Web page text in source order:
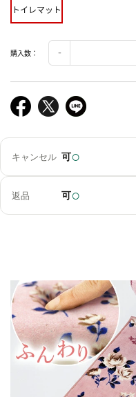
トイレマット
購入数：
キャンセル 可○
返品 可○